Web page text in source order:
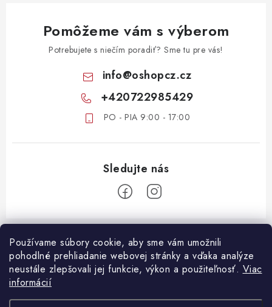
Používame súbory cookie, aby sme vám umožnili
pohodlné prehliadanie webovej stránky a vďaka analýze
neustále zlepšovali jej funkcie, výkon a použiteľnosť. Viac
informácií
Pomôžeme vám s výberom
Potrebujete s niečím poradiť? Sme tu pre vás!
info@oshopcz.cz
+420722985429
PO - PIA 9:00 - 17:00
Z
ZÁKAZNICKÝ SERVIS
DOPRAVA A PLATBA
VRÁTANIE TOVARU
DÔLEŽITÉ DOKUMENTY